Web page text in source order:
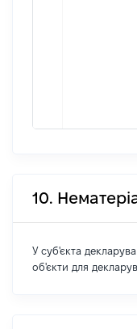
10.
У суб'єкта
об'єкти для